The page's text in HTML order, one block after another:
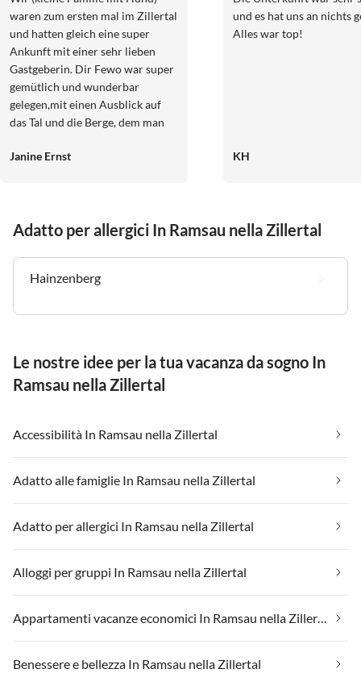
waren zum ersten mal im Zillertal
und hatten gleich eine super
Ankunft mit einer sehr lieben
Gastgeberin. Dir Fewo war super
gemütlich und wunderbar
gelegen,mit einen Ausblick auf
das Tal und die Berge, dem man
Ausstattung ließ keine Wünsche
der Gastgeberin. Es blieben keine
wurde lieb empfangen und für
Kinder gibt es Spielsachen und
gerne wieder. Es war alles sehr
Janine Ernst
und es hat uns an nichts
Alles war top!
KH
Adatto per allergici In Ramsau nella Zillertal
Hainzenberg
Le nostre idee per la tua vacanza da sogno In
Ramsau nella Zillertal
Accessibilità In Ramsau nella Zillertal
Adatto alle famiglie In Ramsau nella Zillertal
Adatto per allergici In Ramsau nella Zillertal
Alloggi per gruppi In Ramsau nella Zillertal
Appartamenti vacanze economici In Ramsau nella Zillertal
Benessere e bellezza In Ramsau nella Zillertal